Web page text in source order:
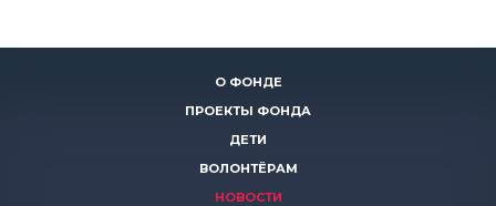
О ФОНДЕ
ПРОЕКТЫ ФОНДА
ДЕТИ
ВОЛОНТЁРАМ
НОВОСТИ